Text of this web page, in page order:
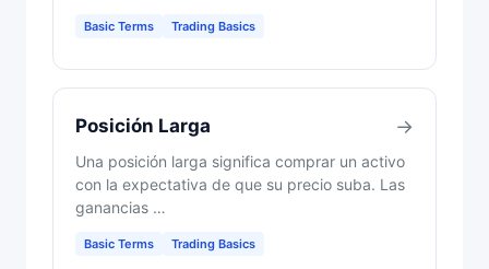
Basic Terms Trading Basics
Posición Larga
Una posición larga significa comprar un activo
con la expectativa de que su precio suba. Las
ganancias …
Basic Terms Trading Basics
→